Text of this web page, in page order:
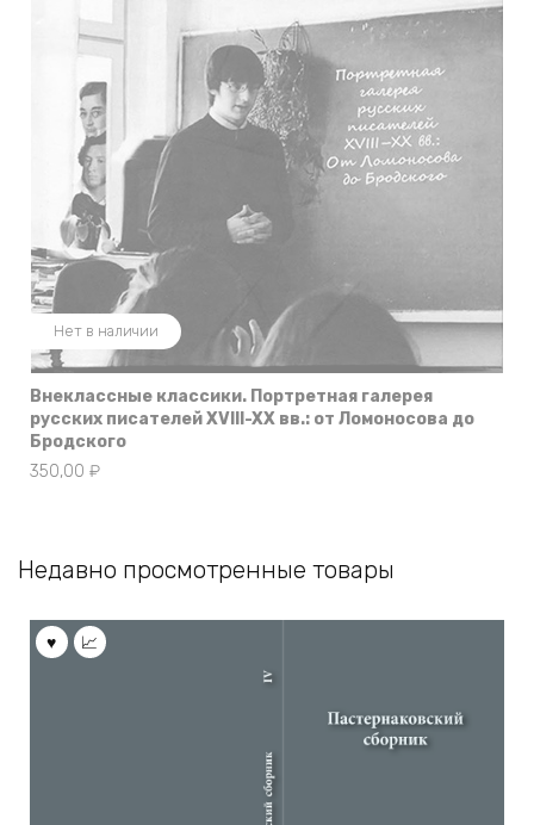
Нет в наличии
Внеклассные классики. Портретная галерея
русских писателей XVIII-XX вв.: от Ломоносова до
Бродского
350,00 ₽
Недавно просмотренные товары